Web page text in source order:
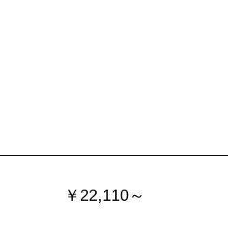
￥22,110～